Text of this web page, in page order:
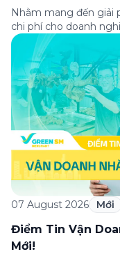
Business
Nhằm mang đến giải
chi phí cho doanh
cùng VPBank triển
khách hàng đăng ký
Thông qua chương
nhiều ưu […]
07 August 2026 Mới
Điểm Tin Vận
Mới!